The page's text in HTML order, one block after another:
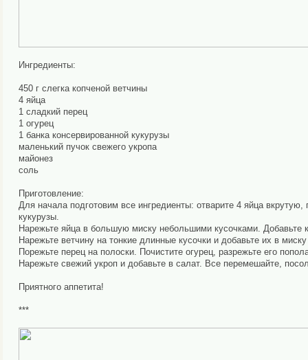
Ингредиенты:
450 г слегка копченой ветчины
4 яйца
1 сладкий перец
1 огурец
1 банка консервированной кукурузы
маленький пучок свежего укропа
майонез
соль
Приготовление:
Для начала подготовим все ингредиенты: отварите 4 яйца
кукурузы.
Нарежьте яйца в большую миску небольшими кусочками. Добавьте
Нарежьте ветчину на тонкие длинные кусочки и добавьте их в
Порежьте перец на полоски. Почистите огурец, разрежьте его
Нарежьте свежий укроп и добавьте в салат. Все перемешайте,
Приятного аппетита!
***